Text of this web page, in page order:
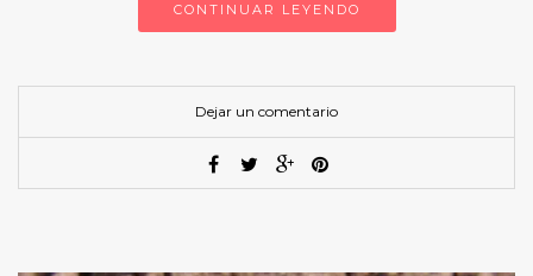
CONTINUAR LEYENDO
Dejar un comentario